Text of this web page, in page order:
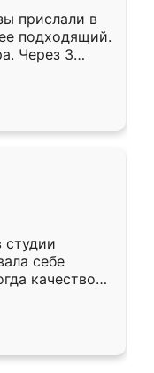
прислали в
подходящий.
Через 3
Остались
студии
себе
качеством
уже почти